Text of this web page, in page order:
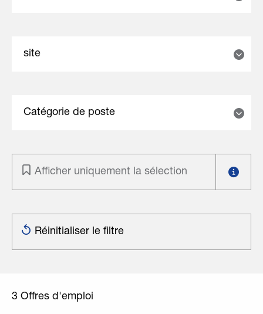
Afficher uniquement la sélection
Réinitialiser le filtre
site
Catégorie de poste
3 Offres d'emploi